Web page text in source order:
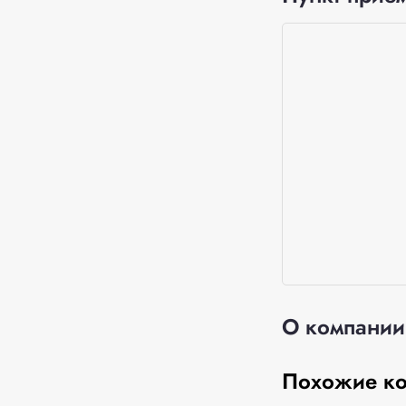
О компании
Похожие